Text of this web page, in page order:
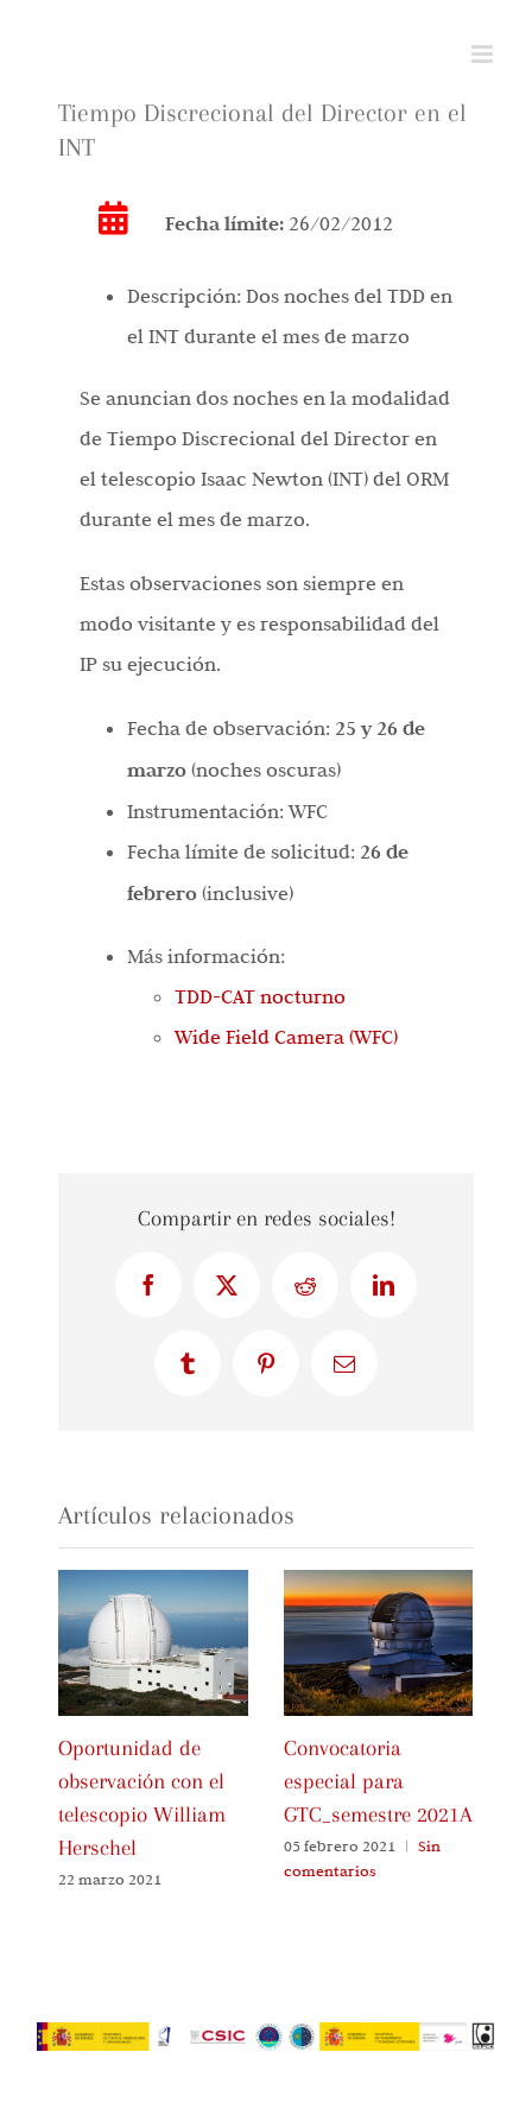
contenidoTiempo Discrecional del Director en el
INT
Fecha límite: 26/02/2012
Descripción: Dos noches del TDD en
el INT durante el mes de marzo
Se anuncian dos noches en la modalidad
de Tiempo Discrecional del Director en
el telescopio Isaac Newton (INT) del ORM
durante el mes de marzo.
Estas observaciones son siempre en
modo visitante y es responsabilidad del
IP su ejecución.
Fecha de observación: 25 y 26 de
marzo(noches oscuras)
Instrumentación: WFC
Fecha límite de solicitud: 26 de
febrero(inclusive)
Más información:
TDD-CAT nocturno
Wide Field Camera (WFC)
Compartir en redes sociales!
FacebookX Reddit LinkedIn
Tumblr PinterestCorreo
Artículos relacionados
Oportunidad de
observación con el
telescopio William
Herschel
22 marzo 2021
Convocatoria
especial para
GTC_semestre 2021A
05 febrero 2021 | Sin
comentarios